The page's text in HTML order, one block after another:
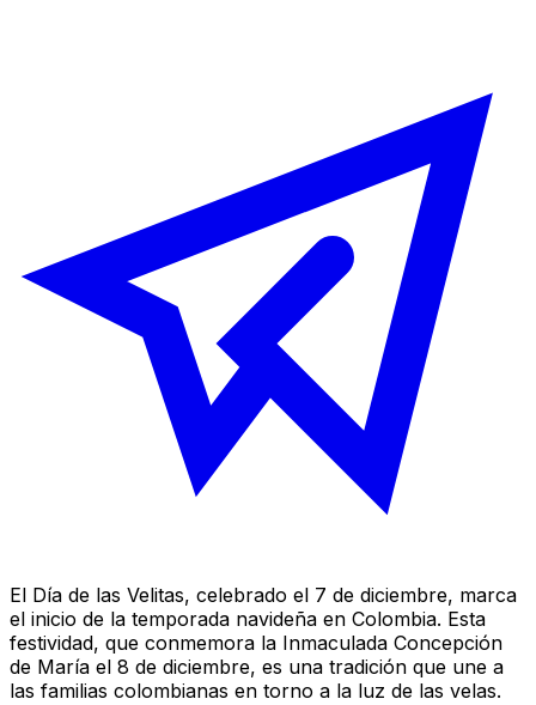
El Día de las Velitas, celebrado el 7 de diciembre, marca
el inicio de la temporada navideña en Colombia. Esta
festividad, que conmemora la Inmaculada Concepción
de María el 8 de diciembre, es una tradición que une a
las familias colombianas en torno a la luz de las velas.